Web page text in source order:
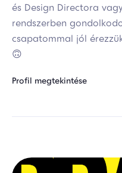
és Design Directora
rendszerben
csapatommal jól
🙃
Profil megtekintése